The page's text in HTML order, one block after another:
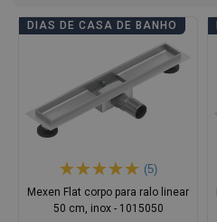
DIAS DE CASA DE BANHO
(5)
Mexen Flat corpo para ralo linear
50 cm, inox - 1015050